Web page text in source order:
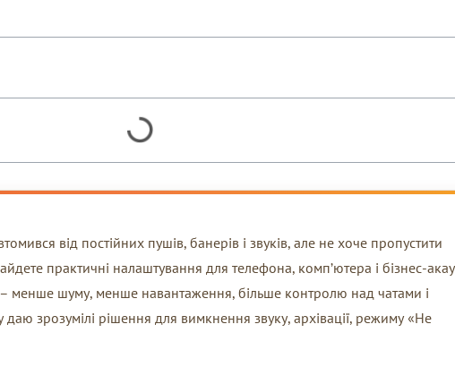
від постійних пушів, банерів і звуків, але не хоче пропустити
практичні налаштування для телефона, комп’ютера і бізнес-
менше шуму, менше навантаження, більше контролю над чатами і
зрозумілі рішення для вимкнення звуку, архівації, режиму «Не